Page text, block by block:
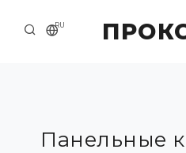
RU
О КОМПАНИИ
Панельные